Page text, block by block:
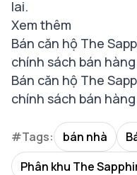
lai.
Xem thêm
Bán căn hộ The
chính sách bán
Bán căn hộ The
chính sách bán
#Tags: bán nhà
Phân khu The